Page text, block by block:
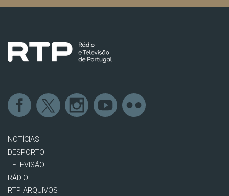
NOTÍCIAS
DESPORTO
TELEVISÃO
RÁDIO
RTP ARQUIVOS